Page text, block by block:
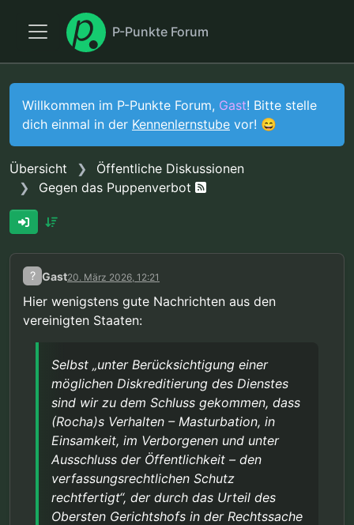
P-Punkte Forum
Willkommen im P-Punkte Forum, Gast! Bitte stelle
dich einmal in der Kennenlernstube vor! 😄
Übersicht
Öffentliche Diskussionen
Gegen das Puppenverbot
? Gast20. März 2026, 12:21
Hier wenigstens gute Nachrichten aus den
vereinigten Staaten:
Selbst „unter Berücksichtigung einer
möglichen Diskreditierung des Dienstes
sind wir zu dem Schluss gekommen, dass
(Rocha)s Verhalten – Masturbation, in
Einsamkeit, im Verborgenen und unter
Ausschluss der Öffentlichkeit – den
verfassungsrechtlichen Schutz
rechtfertigt“, der durch das Urteil des
Obersten Gerichtshofs in der Rechtssache